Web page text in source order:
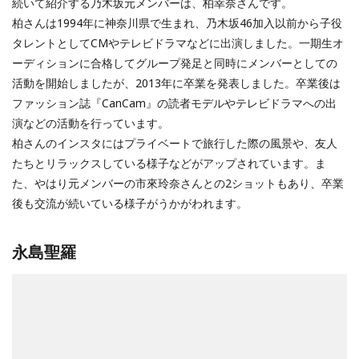
柏さんは1994年に神奈川県で生まれ、乃木坂46加入以前から子役
タレントとしてCMやテレビドラマなどに出演しました。一期生オ
ーディションに合格してグループ発足と同時にメンバーとしての
活動を開始しましたが、2013年に卒業を発表しました。卒業後は
ファッション誌『CanCam』の読者モデルやテレビドラマへの出
演などの活動を行っています。
柏さんのインスタにはプライベートで旅行した際の風景や、友人
たちとリラックスしている様子などがアップされています。ま
た、やはり元メンバーの市來玲奈さんとの2ショットもあり、卒業
後も交流が続いている様子がうかがわれます。
永島聖羅